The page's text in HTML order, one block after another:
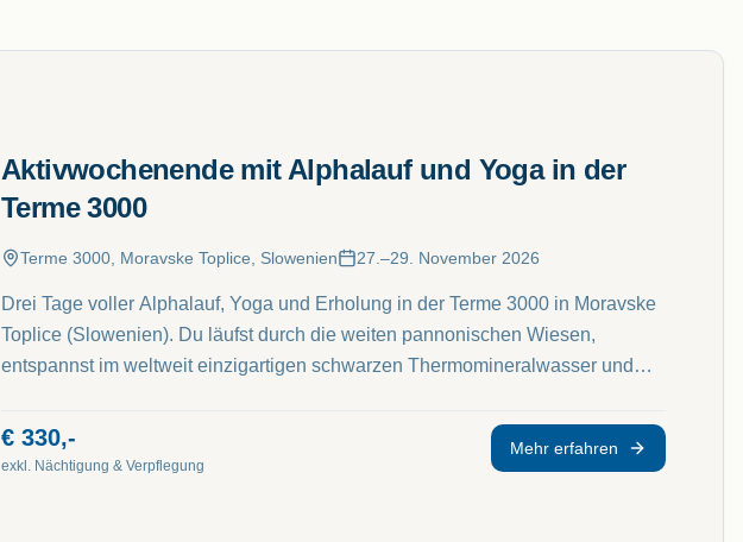
Aktivwochenende mit Alphalauf und Yoga in der
Terme 3000
Terme 3000, Moravske Toplice, Slowenien 27.–29. November 2026
Drei Tage voller Alphalauf, Yoga und Erholung in der Terme 3000 in Moravske
Toplice (Slowenien). Du läufst durch die weiten pannonischen Wiesen,
entspannst im weltweit einzigartigen schwarzen Thermomineralwasser und
€ 330,-
exkl. Nächtigung & Verpflegung
Mehr erfahren